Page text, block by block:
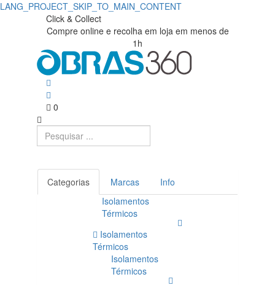
LANG_PROJECT_SKIP_TO_MAIN_CONTENT
Click & Collect
Compre online e recolha em loja em menos de
1h
0
Categorias Marcas
Info
Isolamentos
Térmicos
Isolamentos
Térmicos
Isolamentos
Térmicos